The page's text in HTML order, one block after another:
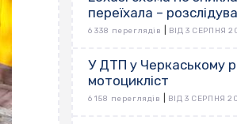
переїхала –
6 338 переглядів ВІД 3 СЕРПНЯ
У ДТП у Черкаському
мотоцикліст
6 158 переглядів ВІД 3 СЕРПНЯ